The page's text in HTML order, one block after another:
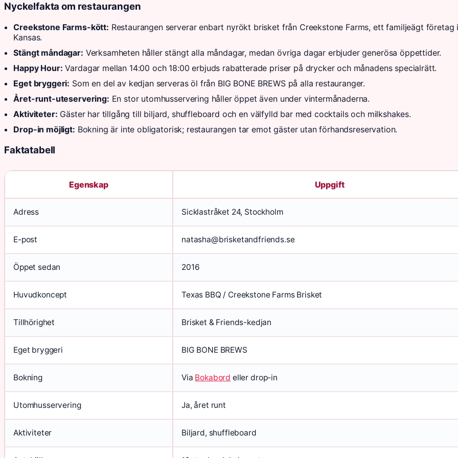
Nyckelfakta om restaurangen
Creekstone Farms-kött: Restaurangen serverar enbart nyrökt brisket från Creekstone Farms, ett familjeägt företag
Kansas.
Stängt måndagar: Verksamheten håller stängt alla måndagar, medan övriga dagar erbjuder generösa öppettider.
Happy Hour: Vardagar mellan 14:00 och 18:00 erbjuds rabatterade priser på drycker och månadens specialrätt.
Eget bryggeri: Som en del av kedjan serveras öl från BIG BONE BREWS på alla restauranger.
Året-runt-uteservering: En stor utomhusservering håller öppet även under vintermånaderna.
Aktiviteter: Gäster har tillgång till biljard, shuffleboard och en välfylld bar med cocktails och milkshakes.
Drop-in möjligt: Bokning är inte obligatorisk; restaurangen tar emot gäster utan förhandsreservation.
Faktatabell
Egenskap Uppgift
Adress Sicklastråket 24, Stockholm
E-post natasha@brisketandfriends.se
Öppet sedan 2016
Huvudkoncept Texas BBQ / Creekstone Farms Brisket
Tillhörighet Brisket & Friends-kedjan
Eget bryggeri BIG BONE BREWS
Bokning Via Bokabord eller drop-in
Utomhusservering Ja, året runt
Aktiviteter Biljard, shuffleboard